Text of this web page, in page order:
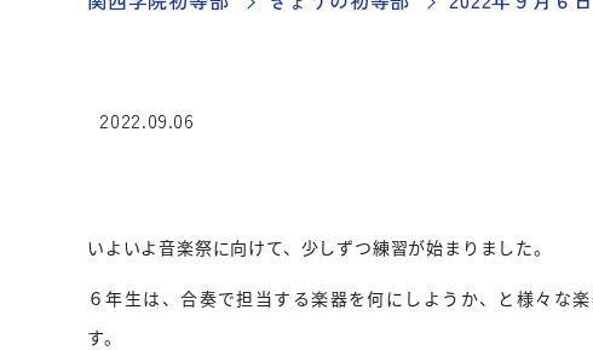
2022.09.06
いよいよ音楽祭に向けて、少しずつ練習が始まりました。
６年生は、合奏で担当する楽器を何にしようか、と様々な
す。